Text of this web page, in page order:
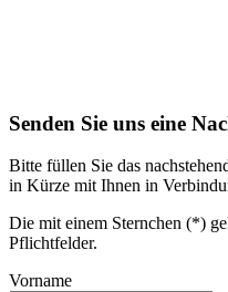
Senden Sie uns eine
Bitte füllen Sie das
in Kürze mit Ihnen in
Die mit einem Sternchen (*)
Pflichtfelder.
Vorname